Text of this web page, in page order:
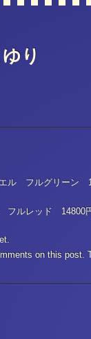
り
ル フルグリーン
フルレッド 14800
on this post.